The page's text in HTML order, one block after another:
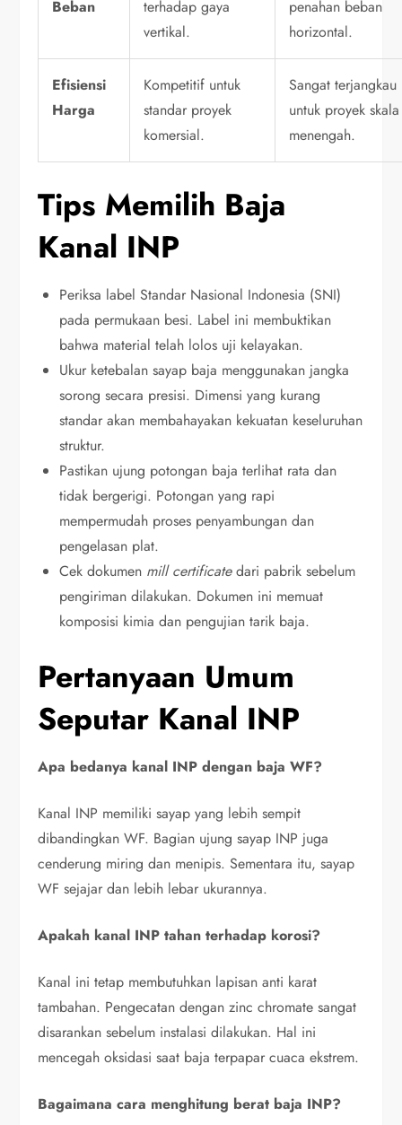
Beban
terhadap gaya
vertikal.
penahan beban
horizontal.
Efisiensi
Harga
Kompetitif untuk
standar proyek
komersial.
Sangat terjangkau
untuk proyek skala
menengah.
Tips Memilih Baja
Kanal INP
Periksa label Standar Nasional Indonesia (SNI)
pada permukaan besi. Label ini membuktikan
bahwa material telah lolos uji kelayakan.
Ukur ketebalan sayap baja menggunakan jangka
sorong secara presisi. Dimensi yang kurang
standar akan membahayakan kekuatan keseluruhan
struktur.
Pastikan ujung potongan baja terlihat rata dan
tidak bergerigi. Potongan yang rapi
mempermudah proses penyambungan dan
pengelasan plat.
Cek dokumen mill certificatedari pabrik sebelum
pengiriman dilakukan. Dokumen ini memuat
komposisi kimia dan pengujian tarik baja.
Pertanyaan Umum
Seputar Kanal INP
Apa bedanya kanal INP dengan baja WF?
Kanal INP memiliki sayap yang lebih sempit
dibandingkan WF. Bagian ujung sayap INP juga
cenderung miring dan menipis. Sementara itu, sayap
WF sejajar dan lebih lebar ukurannya.
Apakah kanal INP tahan terhadap korosi?
Kanal ini tetap membutuhkan lapisan anti karat
tambahan. Pengecatan dengan zinc chromate sangat
disarankan sebelum instalasi dilakukan. Hal ini
mencegah oksidasi saat baja terpapar cuaca ekstrem.
Bagaimana cara menghitung berat baja INP?